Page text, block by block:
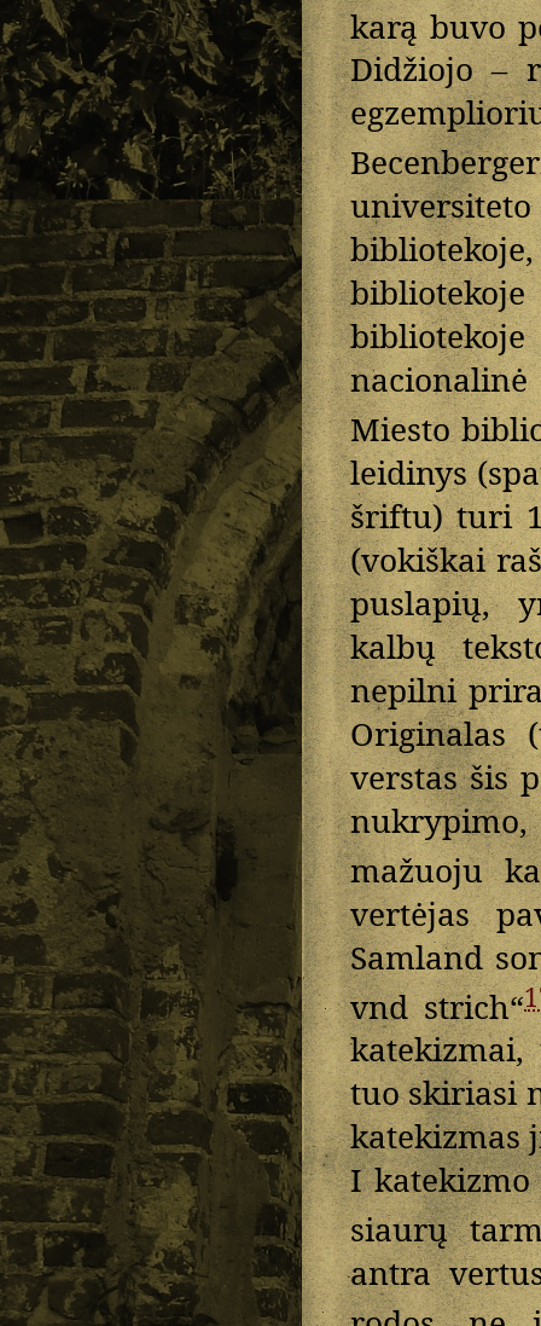
karą buvo
Didžiojo –
nacionalinė
Miesto
leidinys
šriftu) turi
(vokiškai
puslapių,
kalbų
nepilni
Originalas
verstas šis
nukrypimo,
mažuoju
vertėjas
Samland
vnd strich“
tuo skiriasi
katekizmas
I
siaurų
antra